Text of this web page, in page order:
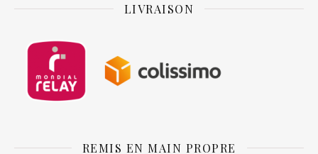
LIVRAISON
REMIS EN MAIN PROPRE